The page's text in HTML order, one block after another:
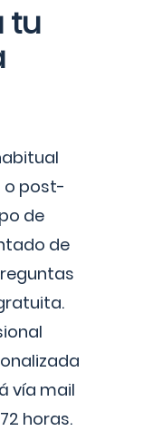
tu
o post-
de
de
vía mail
horas.